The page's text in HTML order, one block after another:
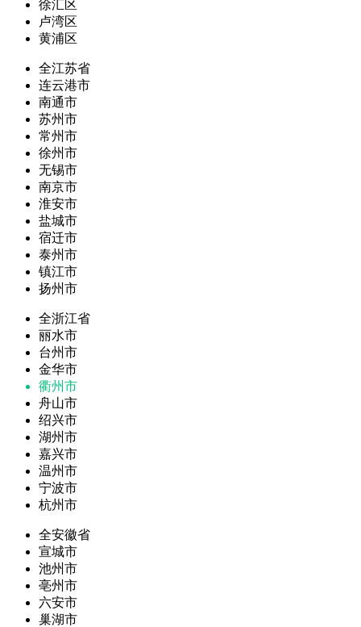
徐汇区
卢湾区
黄浦区
全江苏省
连云港市
南通市
苏州市
常州市
徐州市
无锡市
南京市
淮安市
盐城市
宿迁市
泰州市
镇江市
扬州市
全浙江省
丽水市
台州市
金华市
衢州市
舟山市
绍兴市
湖州市
嘉兴市
温州市
宁波市
杭州市
全安徽省
宣城市
池州市
亳州市
六安市
巢湖市